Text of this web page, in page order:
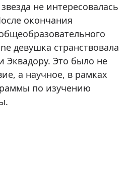
не интересовалась
окончания
девушка странствовала
Эквадору. Это было не
а научное, в рамках
по изучению